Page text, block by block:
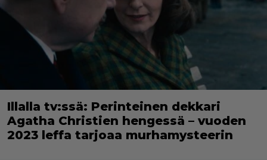
Illalla tv:ssä: Perinteinen dekkari
Agatha Christien hengessä – vuoden
2023 leffa tarjoaa murhamysteerin